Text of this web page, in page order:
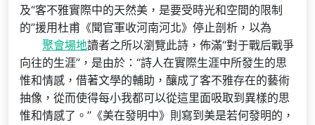
及“客不雅實際中的天然美，是要受時光和空間的限制
的”援用杜甫《聞官軍收河南河北》停止剖析，以為
聚會場地讀者之所以瀏覽此詩，佈滿“對于戰后戰爭
向往的生涯”，是由於：“詩人在實際生涯中所發生的思
惟和情感，借著文學的輔助，釀成了客不雅存在的藝術
抽像，從而使得每小我都可以從這里面吸取到異樣的思
惟和情感了。”《美在發明中》則寫到美是若何發明的，